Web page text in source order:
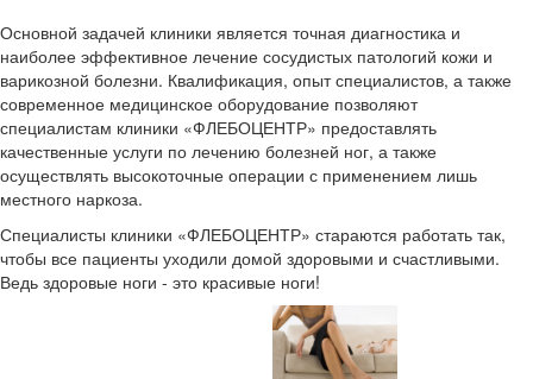
Основной задачей клиники является точная диагностика и
наиболее эффективное лечение сосудистых патологий кожи и
варикозной болезни. Квалификация, опыт специалистов, а также
современное медицинское оборудование позволяют
специалистам клиники «ФЛЕБОЦЕНТР» предоставлять
качественные услуги по лечению болезней ног, а также
осуществлять высокоточные операции с применением лишь
местного наркоза.
Специалисты клиники «ФЛЕБОЦЕНТР» стараются работать так,
чтобы все пациенты уходили домой здоровыми и счастливыми.
Ведь здоровые ноги - это красивые ноги!